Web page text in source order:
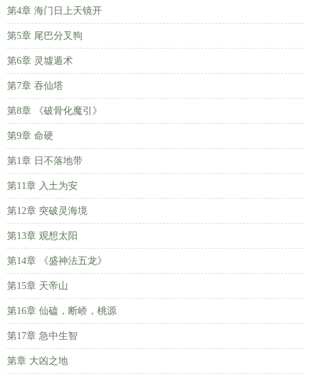
第4章 海门日上天镜开
第5章 尾巴分叉狗
第6章 灵墟遁术
第7章 吞仙塔
第8章 《破骨化魔引》
第9章 命硬
第1章 日不落地带
第11章 入土为安
第12章 突破灵海境
第13章 观想太阳
第14章 《盛神法五龙》
第15章 天帝山
第16章 仙磕，断峤，桃源
第17章 急中生智
第章 大凶之地